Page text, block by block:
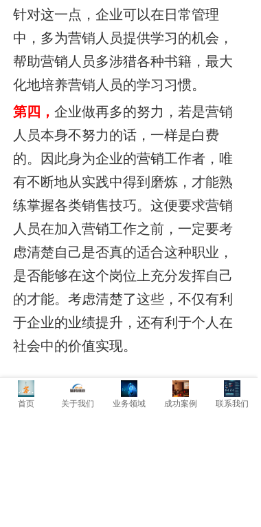
针对这一点，企业可以在日常管理
中，多为营销人员提供学习的机会，
帮助营销人员多涉猎各种书籍，最大
化地培养营销人员的学习习惯。
第四，企业做再多的努力，若是营销
人员本身不努力的话，一样是白费
的。因此身为企业的营销工作者，唯
有不断地从实践中得到磨炼，才能熟
练掌握各类销售技巧。这便要求营销
人员在加入营销工作之前，一定要考
虑清楚自己是否真的适合这种职业，
是否能够在这个岗位上充分发挥自己
的才能。考虑清楚了这些，不仅有利
于企业的业绩提升，还有利于个人在
社会中的价值实现。
上一篇: 控制汽车使用中的消费 下一篇: 身边人错用，特殊职位考虑不周埋隐患!
首页 关于我们 业务领域 成功案例 联系我们